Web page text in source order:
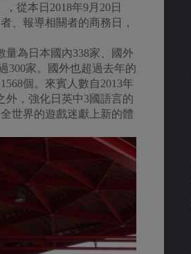
從本日2018年9月20日
、報導相關者的商務日，
量為日本國內338家、國外
300家。國外也超過去年的
個。來賓人數自2013年
外，強化日英中3國語言的
世界的遊戲迷獻上新的體